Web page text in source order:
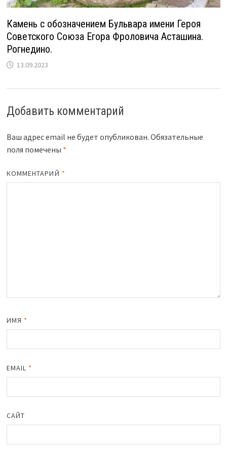
Камень с обозначением Бульвара имени Героя
Советского Союза Егора Фроловича Асташина.
Рогнедино.
13.09.2023
Добавить комментарий
Ваш адрес email не будет опубликован. Обязательные
поля помечены *
КОММЕНТАРИЙ *
ИМЯ *
EMAIL *
САЙТ